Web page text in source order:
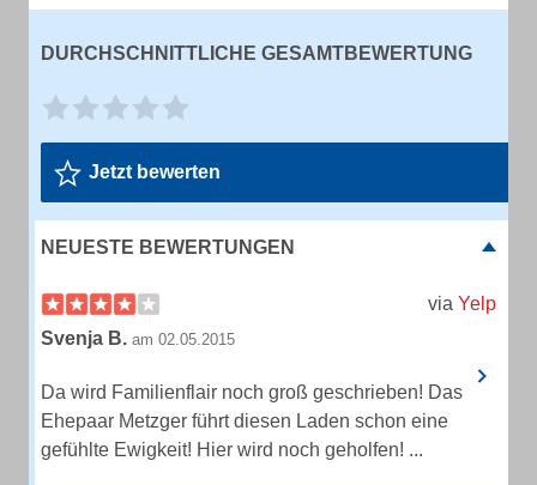
DURCHSCHNITTLICHE GESAMTBEWERTUNG
Jetzt bewerten
NEUESTE BEWERTUNGEN
via Yelp
Svenja B. am 02.05.2015
Da wird Familienflair noch groß geschrieben! Das
Ehepaar Metzger führt diesen Laden schon eine
gefühlte Ewigkeit! Hier wird noch geholfen! ...